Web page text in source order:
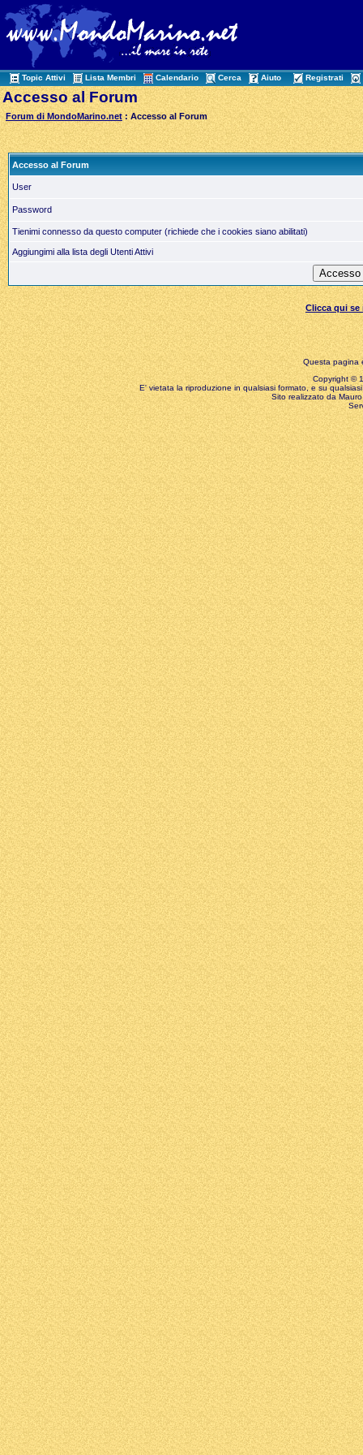
Topic Attivi Lista Membri Calendario Cerca Aiuto Registrati
Accesso al Forum
Forum di MondoMarino.net : Accesso al Forum
Accesso al Forum
User
Password
Tienimi connesso da questo computer (richiede che i cookies siano abilitati)
Aggiungimi alla lista degli Utenti Attivi
Clicca qui se
Questa pagina
Copyright ©
E' vietata la riproduzione in qualsiasi formato, e su
Sito realizzato da